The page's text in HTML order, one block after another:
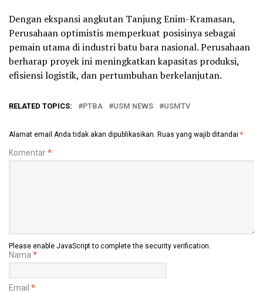
Dengan ekspansi angkutan Tanjung Enim-Kramasan,
Perusahaan optimistis memperkuat posisinya sebagai
pemain utama di industri batu bara nasional. Perusahaan
berharap proyek ini meningkatkan kapasitas produksi,
efisiensi logistik, dan pertumbuhan berkelanjutan.
RELATED TOPICS: PTBA USM NEWS USMTV
Alamat email Anda tidak akan dipublikasikan. Ruas yang wajib ditandai *
Komentar*
Please enable JavaScript to complete the security verification.
Nama *
Email *